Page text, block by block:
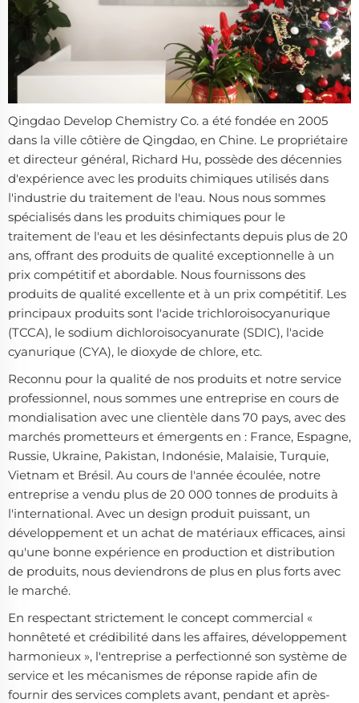
Qingdao Develop Chemistry Co. a été fondée en 2005
dans la ville côtière de Qingdao, en Chine. Le propriétaire
et directeur général, Richard Hu, possède des décennies
d'expérience avec les produits chimiques utilisés dans
l'industrie du traitement de l'eau. Nous nous sommes
spécialisés dans les produits chimiques pour le
traitement de l'eau et les désinfectants depuis plus de 20
ans, offrant des produits de qualité exceptionnelle à un
prix compétitif et abordable. Nous fournissons des
produits de qualité excellente et à un prix compétitif. Les
principaux produits sont l'acide trichloroisocyanurique
(TCCA), le sodium dichloroisocyanurate (SDIC), l'acide
cyanurique (CYA), le dioxyde de chlore, etc.
Reconnu pour la qualité de nos produits et notre service
professionnel, nous sommes une entreprise en cours de
mondialisation avec une clientèle dans 70 pays, avec des
marchés prometteurs et émergents en : France, Espagne,
Russie, Ukraine, Pakistan, Indonésie, Malaisie, Turquie,
Vietnam et Brésil. Au cours de l'année écoulée, notre
entreprise a vendu plus de 20 000 tonnes de produits à
l'international. Avec un design produit puissant, un
développement et un achat de matériaux efficaces, ainsi
qu'une bonne expérience en production et distribution
de produits, nous deviendrons de plus en plus forts avec
le marché.
En respectant strictement le concept commercial «
honnêteté et crédibilité dans les affaires, développement
harmonieux », l'entreprise a perfectionné son système de
service et les mécanismes de réponse rapide afin de
fournir des services complets avant, pendant et après-